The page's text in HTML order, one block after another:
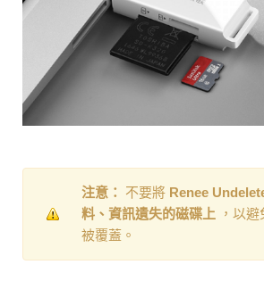
注意： 不要將 Renee
料、資訊遺失的磁碟上 ，以
被覆蓋。